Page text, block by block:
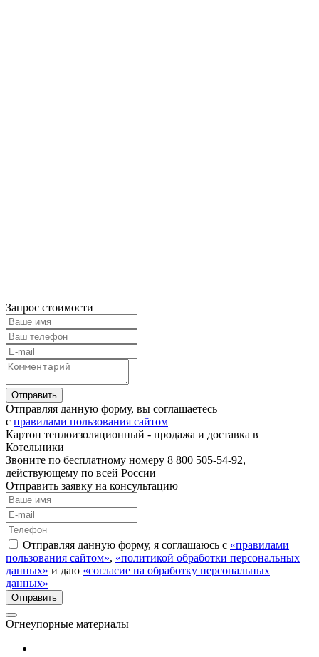
Запрос стоимости
Отправляя данную форму, вы соглашаетесь
с правилами пользования сайтом
Картон теплоизоляционный - продажа и доставка в
Котельники
Звоните по бесплатному номеру 8 800 505-54-92,
действующему по всей России
Отправить заявку на консультацию
Отправляя данную форму, я соглашаюсь с «правилами
пользования сайтом», «политикой обработки персональных
данных» и даю «согласие на обработку персональных
данных»
Огнеупорные материалы